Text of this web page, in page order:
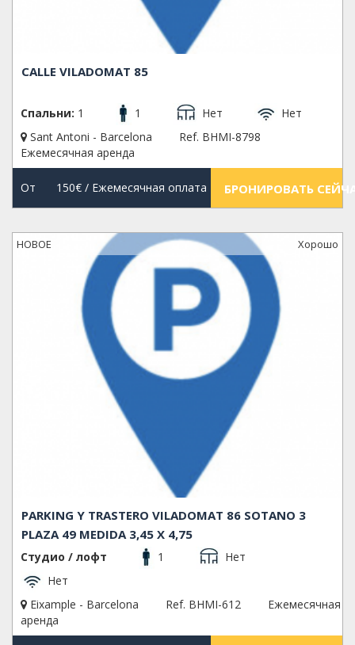
CALLE VILADOMAT 85
Спальни: 1 1 Нет
Нет
Sant Antoni - Barcelona
Ref. BHMI-8798
Ежемесячная аренда
От 150€/ Ежемесячная оплата БРОНИРОВАТЬ
НОВОЕ Xорошо
PARKING Y TRASTERO VILADOMAT 86 SOTANO 3
PLAZA 49 MEDIDA 3,45 X 4,75
Студио / лофт 1
Нет
Нет
Eixample - Barcelona
Ref. BHMI-612
Ежемесячная
аренда